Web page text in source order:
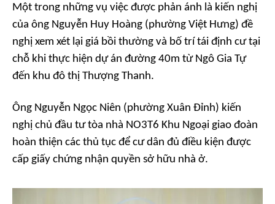
Một trong những vụ việc được phản ánh là kiến nghị
của ông Nguyễn Huy Hoàng (phường Việt Hưng) đề
nghị xem xét lại giá bồi thường và bố trí tái định cư tại
chỗ khi thực hiện dự án đường 40m từ Ngô Gia Tự
đến khu đô thị Thượng Thanh.
Ông Nguyễn Ngọc Niên (phường Xuân Đỉnh) kiến
nghị chủ đầu tư tòa nhà NO3T6 Khu Ngoại giao đoàn
hoàn thiện các thủ tục để cư dân đủ điều kiện được
cấp giấy chứng nhận quyền sở hữu nhà ở.